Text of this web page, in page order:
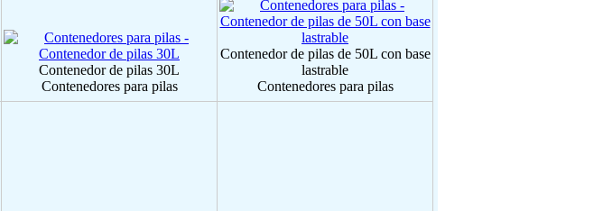
Contenedor de pilas 30L
Contenedores para pilas
Contenedor de pilas de 50L con base
lastrable
Contenedores para pilas